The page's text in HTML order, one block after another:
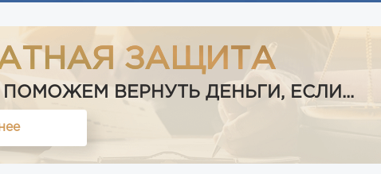
ЗАЩИТА
ВЕРНУТЬ ДЕНЬГИ, ЕСЛИ...